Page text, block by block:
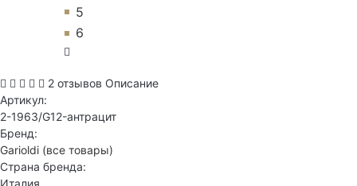
5
6
2 отзывов Описание
Артикул:
2-1963/G12-антрацит
Бренд:
Garioldi (все товары)
Страна бренда: